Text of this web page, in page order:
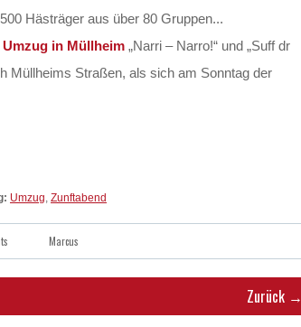
Hästräger aus über 80 Gruppen...
in Müllheim „Narri – Narro!“ und „Suff dr
Müllheims Straßen, als sich am Sonntag der
Umzug, Zunftabend
Marcus
Zurück →